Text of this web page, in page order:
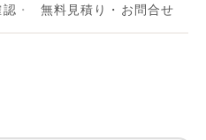
無料見積り・お問合せ